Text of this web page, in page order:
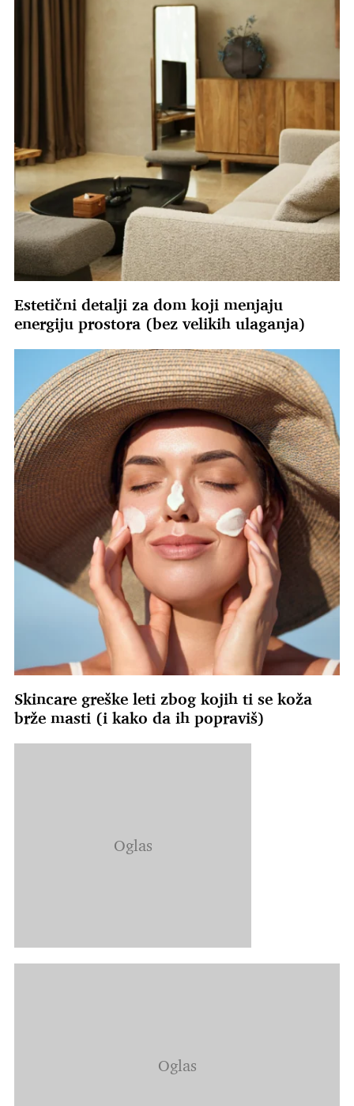
Estetični detalji za dom koji menjaju
energiju prostora (bez velikih ulaganja)
Skincare greške leti zbog kojih ti se koža
brže masti (i kako da ih popraviš)